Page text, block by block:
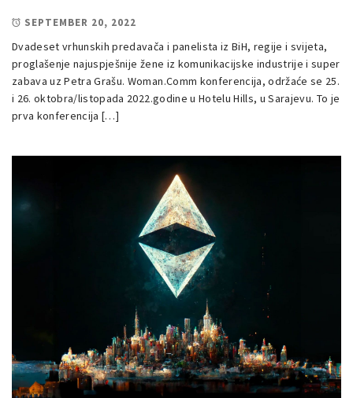
SEPTEMBER 20, 2022
Dvadeset vrhunskih predavača i panelista iz BiH, regije i svijeta,
proglašenje najuspješnije žene iz komunikacijske industrije i super
zabava uz Petra Grašu. Woman.Comm konferencija, održaće se 25.
i 26. oktobra/listopada 2022.godine u Hotelu Hills, u Sarajevu. To je
prva konferencija […]